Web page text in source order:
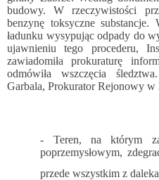
budowy. W rzeczywistości
benzynę toksyczne
ładunku wysypując odpady do
ujawnieniu tego procederu,
zawiadomiła prokuraturę
odmówiła wszczęcia
Garbala, Prokurator Rejonowy w
- Teren, na którym
poprzemysłowym,
przede wszystkim z